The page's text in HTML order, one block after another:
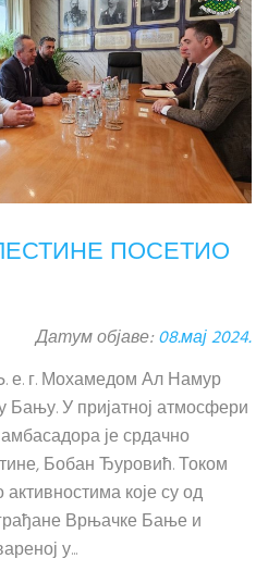
ПОСЕТИО
Датум објаве:08.мај 2024.
е. г. Мохамедом Ал Намур
Бању. У пријатној атмосфери
је срдачно
Бобан Ђуровић. Током
које су од
Врњачке Бање и
у...